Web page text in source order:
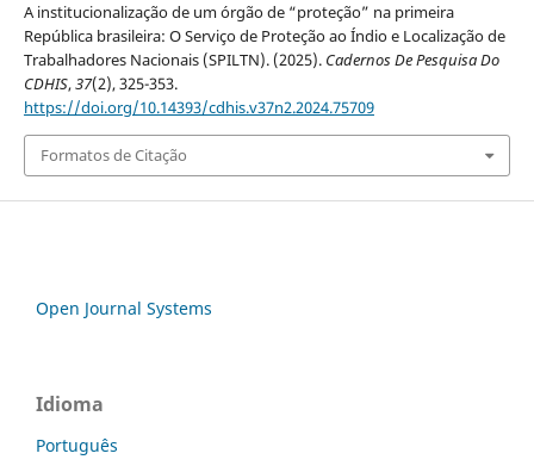
A institucionalização de um órgão de “proteção” na primeira
República brasileira: O Serviço de Proteção ao Índio e Localização de
Trabalhadores Nacionais (SPILTN). (2025). Cadernos De Pesquisa Do
CDHIS,37(2), 325-353.
https://doi.org/10.14393/cdhis.v37n2.2024.75709
Formatos de Citação
Open Journal Systems
Idioma
Português